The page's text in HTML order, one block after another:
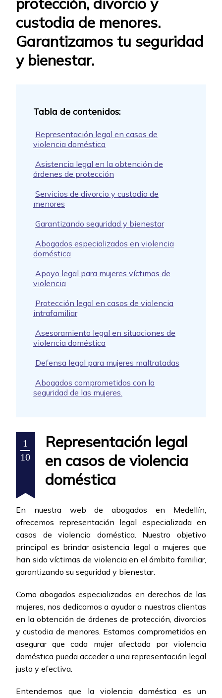
custodia de menores.
Garantizamos tu seguridad
y bienestar.
Representación legal en casos de
violencia doméstica
Asistencia legal en la obtención de
órdenes de protección
Servicios de divorcio y custodia de
menores
Garantizando seguridad y bienestar
Abogados especializados en violencia
doméstica
Apoyo legal para mujeres víctimas de
violencia
Protección legal en casos de violencia
intrafamiliar
Asesoramiento legal en situaciones de
violencia doméstica
Defensa legal para mujeres maltratadas
Abogados comprometidos con la
seguridad de las mujeres.
1
10
Representación legal
en casos de violencia
doméstica
En nuestra web de abogados en Medellín,
ofrecemos representación legal especializada en
casos de violencia doméstica. Nuestro objetivo
principal es brindar asistencia legal a mujeres que
han sido víctimas de violencia en el ámbito familiar,
garantizando su seguridad y bienestar.
Como abogados especializados en derechos de las
mujeres, nos dedicamos a ayudar a nuestras clientas
en la obtención de órdenes de protección, divorcios
y custodia de menores. Estamos comprometidos en
asegurar que cada mujer afectada por violencia
doméstica pueda acceder a una representación legal
justa y efectiva.
Entendemos que la violencia doméstica es un